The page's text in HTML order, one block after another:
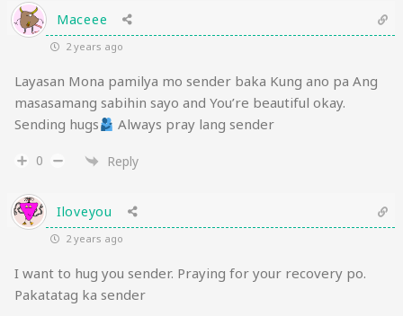
Maceee
2 years ago
Layasan Mona pamilya mo sender baka Kung ano pa Ang
masasamang sabihin sayo and You’re beautiful okay.
Sending hugs
Always pray lang sender
0 Reply
Iloveyou
2 years ago
I want to hug you sender. Praying for your recovery po.
Pakatatag ka sender